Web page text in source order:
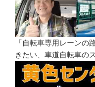
「自転車専用レーンの
きたい、車道自転車の